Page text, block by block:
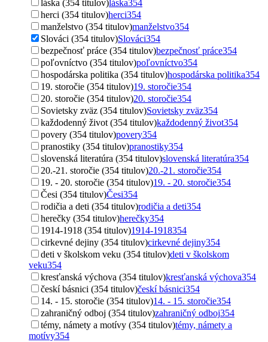
láska (354 titulov)láska354
herci (354 titulov)herci354
manželstvo (354 titulov)manželstvo354
Slováci (354 titulov)Slováci354
bezpečnosť práce (354 titulov)bezpečnosť práce354
poľovníctvo (354 titulov)poľovníctvo354
hospodárska politika (354 titulov)hospodárska politika354
19. storočie (354 titulov)19. storočie354
20. storočie (354 titulov)20. storočie354
Sovietsky zväz (354 titulov)Sovietsky zväz354
každodenný život (354 titulov)každodenný život354
povery (354 titulov)povery354
pranostiky (354 titulov)pranostiky354
slovenská literatúra (354 titulov)slovenská literatúra354
20.-21. storočie (354 titulov)20.-21. storočie354
19. - 20. storočie (354 titulov)19. - 20. storočie354
Česi (354 titulov)Česi354
rodičia a deti (354 titulov)rodičia a deti354
herečky (354 titulov)herečky354
1914-1918 (354 titulov)1914-1918354
cirkevné dejiny (354 titulov)cirkevné dejiny354
deti v školskom veku (354 titulov)deti v školskom
veku354
kresťanská výchova (354 titulov)kresťanská výchova354
českí básnici (354 titulov)českí básnici354
14. - 15. storočie (354 titulov)14. - 15. storočie354
zahraničný odboj (354 titulov)zahraničný odboj354
témy, námety a motívy (354 titulov)témy, námety a
motívy354